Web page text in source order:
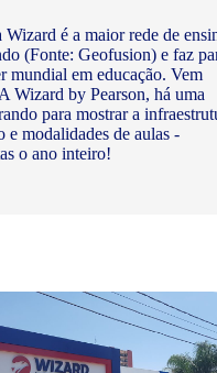
Wizard é a maior rede de
(Fonte: Geofusion) e faz
mundial em educação. Vem
Wizard by Pearson, há uma
para mostrar a
e modalidades de aulas -
o ano inteiro!